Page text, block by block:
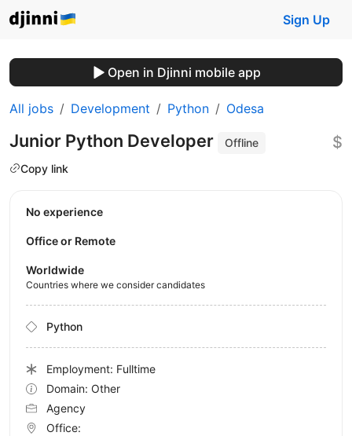
Sign Up
Open in Djinni mobile app
All jobs Development Python Odesa
Junior Python Developer
Offline
Copy link
$
No experience
Office or Remote
Worldwide
Countries where we consider candidates
Python
Employment: Fulltime
Domain: Other
Agency
Office: